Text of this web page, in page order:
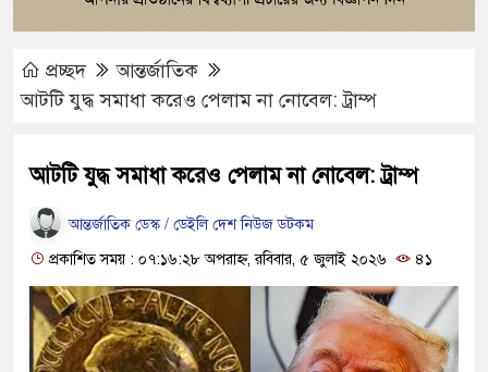
প্রচ্ছদ
আন্তর্জাতিক
আটটি যুদ্ধ সমাধা করেও পেলাম না নোবেল: ট্রাম্প
আটটি যুদ্ধ সমাধা করেও পেলাম না নোবেল: ট্রাম্প
আন্তর্জাতিক ডেস্ক / ডেইলি দেশ নিউজ ডটকম
প্রকাশিত সময় : ০৭:১৬:২৮ অপরাহ্ন, রবিবার, ৫ জুলাই ২০২৬
৪১